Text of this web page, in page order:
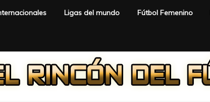
Ligas del mundo Fútbol Femenino